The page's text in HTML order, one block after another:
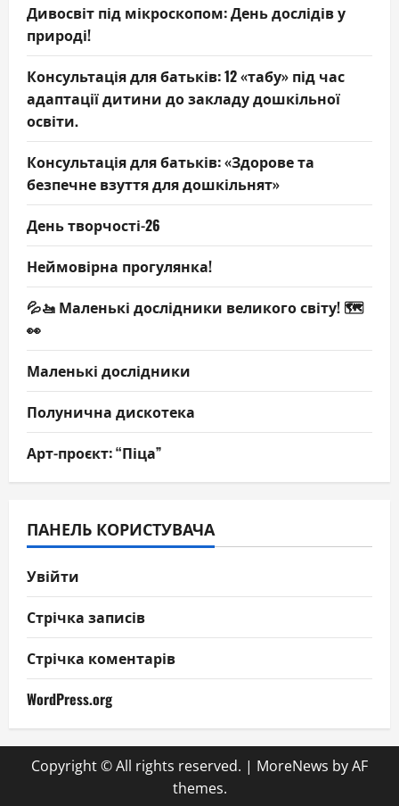
Дивосвіт під мікроскопом: День дослідів у
природі!
Консультація для батьків: 12 «табу» під час
адаптації дитини до закладу дошкільної
освіти.
Консультація для батьків: «Здорове та
безпечне взуття для дошкільнят»
День творчості-26
Неймовірна прогулянка!
💦🚤 Маленькі дослідники великого світу! 🗺️
👀
Маленькі дослідники
Полунична дискотека
Арт-проєкт: “Піца”
ПАНЕЛЬ КОРИСТУВАЧА
Увійти
Стрічка записів
Стрічка коментарів
WordPress.org
Copyright © All rights reserved. | MoreNews by AF
themes.